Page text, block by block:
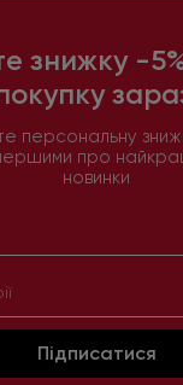
знижку -
персональну
про
новинки
Підписатися